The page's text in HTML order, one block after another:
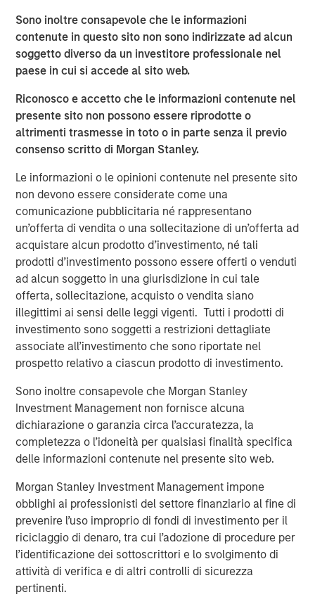
Sono inoltre consapevole che le informazioni
contenute in questo sito non sono indirizzate ad alcun
soggetto diverso da un investitore professionale nel
paese in cui si accede al sito web.
Riconosco e accetto che le informazioni contenute nel
presente sito non possono essere riprodotte o
altrimenti trasmesse in toto o in parte senza il previo
consenso scritto di Morgan Stanley.
Le informazioni o le opinioni contenute nel presente sito
non devono essere considerate come una
comunicazione pubblicitaria né rappresentano
un’offerta di vendita o una sollecitazione di un’offerta ad
acquistare alcun prodotto d’investimento, né tali
prodotti d’investimento possono essere offerti o venduti
ad alcun soggetto in una giurisdizione in cui tale
offerta, sollecitazione, acquisto o vendita siano
illegittimi ai sensi delle leggi vigenti. Tutti i prodotti di
investimento sono soggetti a restrizioni dettagliate
associate all’investimento che sono riportate nel
prospetto relativo a ciascun prodotto di investimento.
Sono inoltre consapevole che Morgan Stanley
Investment Management non fornisce alcuna
dichiarazione o garanzia circa l’accuratezza, la
completezza o l’idoneità per qualsiasi finalità specifica
delle informazioni contenute nel presente sito web.
Morgan Stanley Investment Management impone
obblighi ai professionisti del settore finanziario al fine di
prevenire l’uso improprio di fondi di investimento per il
riciclaggio di denaro, tra cui l’adozione di procedure per
l’identificazione dei sottoscrittori e lo svolgimento di
attività di verifica e di altri controlli di sicurezza
pertinenti.
technology in a bold way and we’re very proud of that.”
In addition to creating a new visual identity for the
company, the rebrand will highlight PPC Flexible
consumer packaging and precision clean packaging. The
consumer division focuses on food, “better for you,”
organic, snack, produce, bakery, and pet food retail
packaging, while the precision clean division focuses on
microelectronic packaging. Fisher will visually display the
names of the two segments in conjunction with the new
logo in internal and external communications. Mr.
Keneally believes this will further strengthen brand
presence within the packaging industry.
“We are committed to providing speed to market, value,
and quality in a highly-diverse industry, and our well-
defined focus helps us achieve this goal,” said Mr.
Keneally. “We look forward to seeing our company grow
and thrive through acquisitions and organic growth as our
rebranding vision materializes in the coming months.”
Fisher plans to launch PPC Flexible Packaging’s re-
designed company website later this year.
About Fisher Container Holdings, LLC
Based in Buffalo Grove, Illinois, Fisher is a leading
provider of cleanroom and consumer packaging for the
healthcare, snack, organic, “better-for-you,” and produce
markets. The company excels in the design of value-
added printed, laminated and stand up pouch packaging
for the most demanding applications. With an in-house
graphics department, Fisher—and its most recent